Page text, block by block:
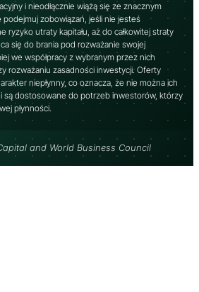
i nieodłącznie wiążą się ze znacznym
zobowiązań, jeśli nie jesteś
ryzyko utraty kapitału, aż do całkowitej straty
się do brania pod rozważanie swojej
we współpracy z wybranym przez nich
rozważaniu zasadności inwestycji. Oferty
niepłynny, co oznacza, że ​​nie można ich
są dostosowane do potrzeb inwestorów, którzy
płynności.
and World Business Council